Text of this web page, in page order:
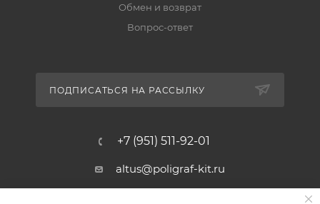
Обмен и возврат
Вопрос-ответ
ПОДПИСАТЬСЯ НА РАССЫЛКУ
+7 (951) 511-92-01
altus@poligraf-kit.ru